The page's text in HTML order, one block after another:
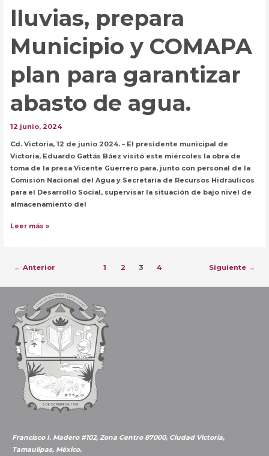
lluvias, prepara
Municipio y COMAPA
plan para garantizar
abasto de agua.
12 junio, 2024
Cd. Victoria, 12 de junio 2024. – El presidente municipal de
Victoria, Eduardo Gattás Báez visitó este miércoles la obra de
toma de la presa Vicente Guerrero para, junto con personal de la
Comisión Nacional del Agua y Secretaría de Recursos Hidráulicos
para el Desarrollo Social, supervisar la situación de bajo nivel de
almacenamiento del
Ante
Municipio
COMAPA
plan
para
garantizar
abasto
de
agua.
Leer más »
Paginación
← Anterior 1 2 3 4 Siguiente →
Francisco I. Madero #102, Zona Centro 87000, Ciudad Victoria,
Tamaulipas, México.